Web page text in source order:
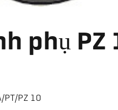
phụ PZ
PT/PZ 10